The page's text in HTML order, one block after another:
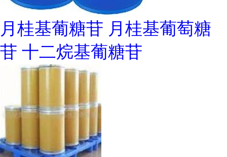
月桂基葡糖苷 月桂基葡萄糖
苷 十二烷基葡糖苷